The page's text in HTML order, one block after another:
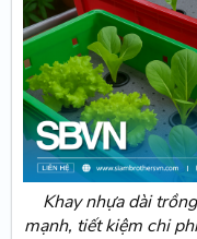
Khay nhựa dài
mạnh, tiết kiệm chi